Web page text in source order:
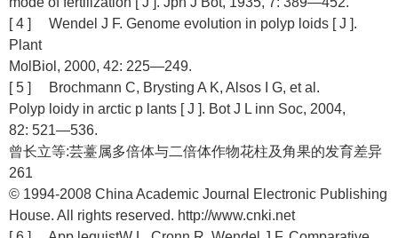
[ 4 ] Wendel J F. Genome evolution in polyp loids [ J ].
Plant
MolBiol, 2000, 42: 225—249.
[ 5 ] Brochmann C, Brysting A K, Alsos I G, et al.
Polyp loidy in arctic p lants [ J ]. Bot J L inn Soc, 2004,
82: 521—536.
曾长立等:芸薹属多倍体与二倍体作物花柱及角果的发育差异
261
© 1994-2008 China Academic Journal Electronic Publishing
House. All rights reserved. http://www.cnki.net